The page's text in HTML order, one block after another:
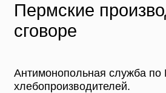
Пермские
сговоре
Антимонопольная служба по
хлебопроизводителей.